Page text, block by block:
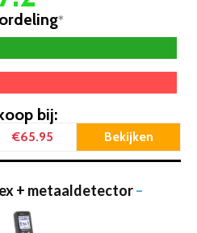
*
bij:
€65.95 Bekijken
+ metaaldetector–